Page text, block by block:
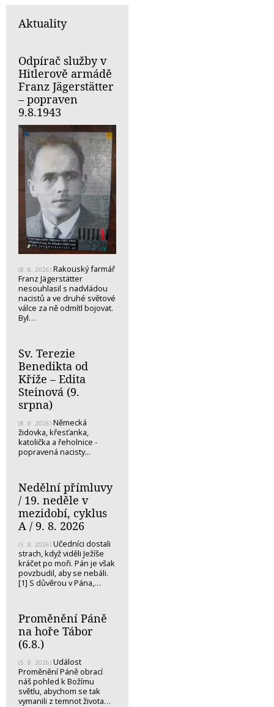
Aktuality
Odpírač služby v
Hitlerově armádě
Franz Jägerstätter
– popraven
9.8.1943
(8. 8. 2026) Rakouský farmář
Franz Jägerstätter
nesouhlasil s nadvládou
nacistů a ve druhé světové
válce za ně odmítl bojovat.
Byl…
Sv. Terezie
Benedikta od
Kříže – Edita
Steinová (9.
srpna)
(8. 8. 2026) Německá
židovka, křesťanka,
katolička a řeholnice -
popravená nacisty...
Nedělní přímluvy
/ 19. neděle v
mezidobí, cyklus
A / 9. 8. 2026
(5. 8. 2026) Učedníci dostali
strach, když viděli Ježíše
kráčet po moři. Pán je však
povzbudil, aby se nebáli.
[1] S důvěrou v Pána,…
Proměnění Páně
na hoře Tábor
(6.8.)
(5. 8. 2026) Událost
Proměnění Páně obrací
náš pohled k Božímu
světlu, abychom se tak
vymanili z temnot života…